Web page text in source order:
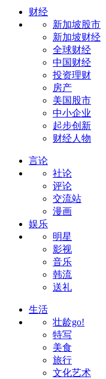
财经
新加坡股市
新加坡财经
全球财经
中国财经
投资理财
房产
美国股市
中小企业
起步创新
财经人物
言论
社论
评论
交流站
漫画
娱乐
明星
影视
音乐
韩流
送礼
生活
壮龄go!
特写
美食
旅行
文化艺术